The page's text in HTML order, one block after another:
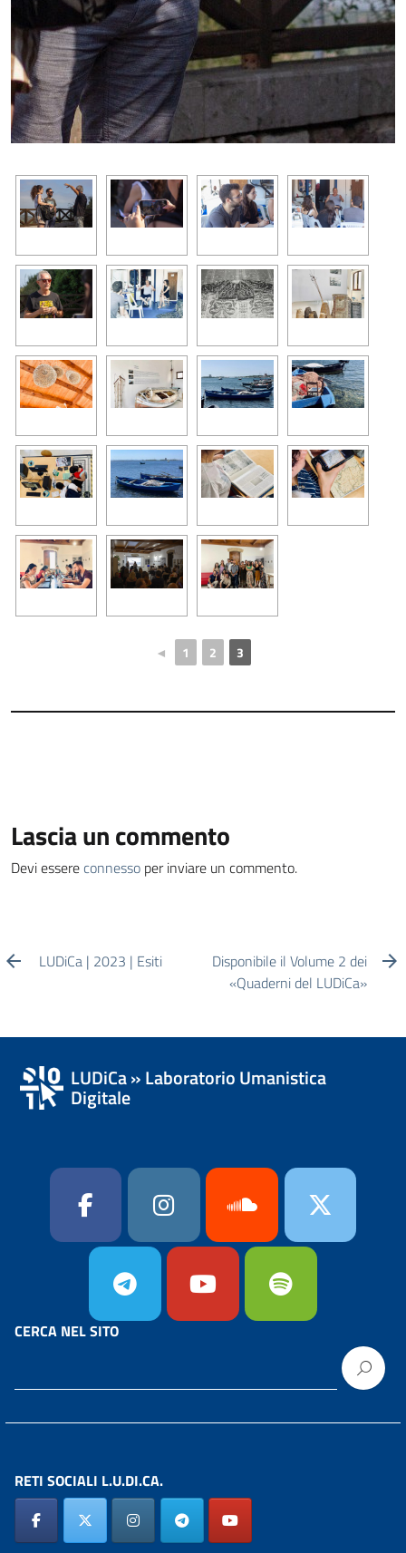
◄ 1 2 3
Lascia un commento
Devi essere connesso per inviare un commento.
LUDiCa | 2023 | Esiti
Disponibile il Volume 2 dei
«Quaderni del LUDiCa»
LUDiCa » Laboratorio Umanistica
Digitale
CERCA NEL SITO
RETI SOCIALI L.U.DI.CA.